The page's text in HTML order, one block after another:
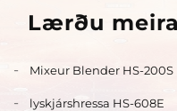
Lærðu
Mixeur Blender HS-200S
lyskjárshressa HS-608E